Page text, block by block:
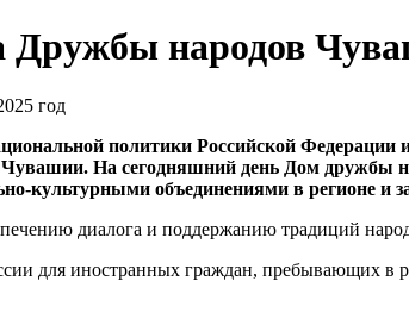
народов
политики Российской
На сегодняшний день Дом дружбы
культурными объединениями в регионе и
диалога и поддержанию традиций
для иностранных граждан, пребывающих в